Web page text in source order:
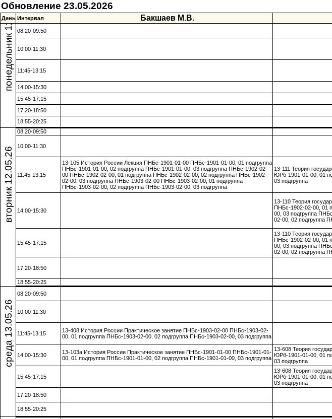
Обновление 23.05.2026
День Интервал Бакшаев М.В.
понедельник 11.05.26 08:20-09:50
10:00-11:30
11:45-13:15
14:00-15:30
15:45-17:15
17:20-18:50
18:55-20:25
вторник 12.05.26
08:20-09:50
10:00-11:30
11:45-13:15
13-105 История России Лекция ПНБс-1901-01-00 ПНБс-1901-01-00, 01 подгруппа
ПНБс-1901-01-00, 02 подгруппа ПНБс-1901-01-00, 03 подгруппа ПНБс-1902-02-
00 ПНБс-1902-02-00, 01 подгруппа ПНБс-1902-02-00, 02 подгруппа ПНБс-1902-
02-00, 03 подгруппа ПНБс-1903-02-00 ПНБс-1903-02-00, 01 подгруппа
ПНБс-1903-02-00, 02 подгруппа ПНБс-1903-02-00, 03 подгруппа
13-111 Теория
ЮРб-1901-01-00, 01
03 подгруппа
14:00-15:30
13-110 Теория
ПНБс-1902-02-00, 01
00, 03 подгруппа
02-00, 02 подгруппа
15:45-17:15
13-110 Теория
ПНБс-1902-02-00, 01
00, 03 подгруппа
02-00, 02 подгруппа
17:20-18:50
18:55-20:25
среда 13.05.26
08:20-09:50
10:00-11:30
11:45-13:15
13-408 История России Практическое занятие ПНБс-1903-02-00 ПНБс-1903-02-
00, 01 подгруппа ПНБс-1903-02-00, 02 подгруппа ПНБс-1903-02-00, 03 подгруппа
14:00-15:30
13-103а История России Практическое занятие ПНБс-1901-01-00 ПНБс-1901-01-
00, 01 подгруппа ПНБс-1901-01-00, 02 подгруппа ПНБс-1901-01-00, 03 подгруппа
13-608 Теория
ЮРб-1901-01-00, 01
03 подгруппа
15:45-17:15
13-608 Теория
ЮРб-1901-01-00, 01
03 подгруппа
17:20-18:50
18:55-20:25